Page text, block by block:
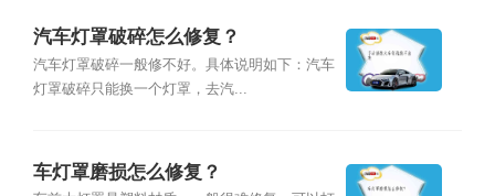
汽车灯罩破碎怎么修复？
汽车灯罩破碎一般修不好。具体说明如下：汽车
灯罩破碎只能换一个灯罩，去汽...
车灯罩磨损怎么修复？